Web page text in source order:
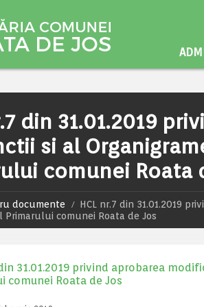
din 31.01.2019
si al
comunei Roata
documente
HCL nr.7 din 31.01.2019
Primarului comunei Roata de Jos
din 31.01.2019 privind aprobarea
comunei Roata de Jos